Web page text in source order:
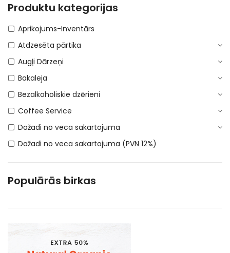
Produktu kategorijas
Aprikojums-Inventārs
Atdzesēta pārtika
Augļi Dārzeņi
Bakaleja
Bezalkoholiskie dzērieni
Coffee Service
Dažadi no veca sakartojuma
Dažadi no veca sakartojuma (PVN 12%)
DEPOSITA IEPAKOJUMS
E-Cigaretes
Kosmētika un higiēnas produkti
Mājsaimniecības preces
Populārās birkas